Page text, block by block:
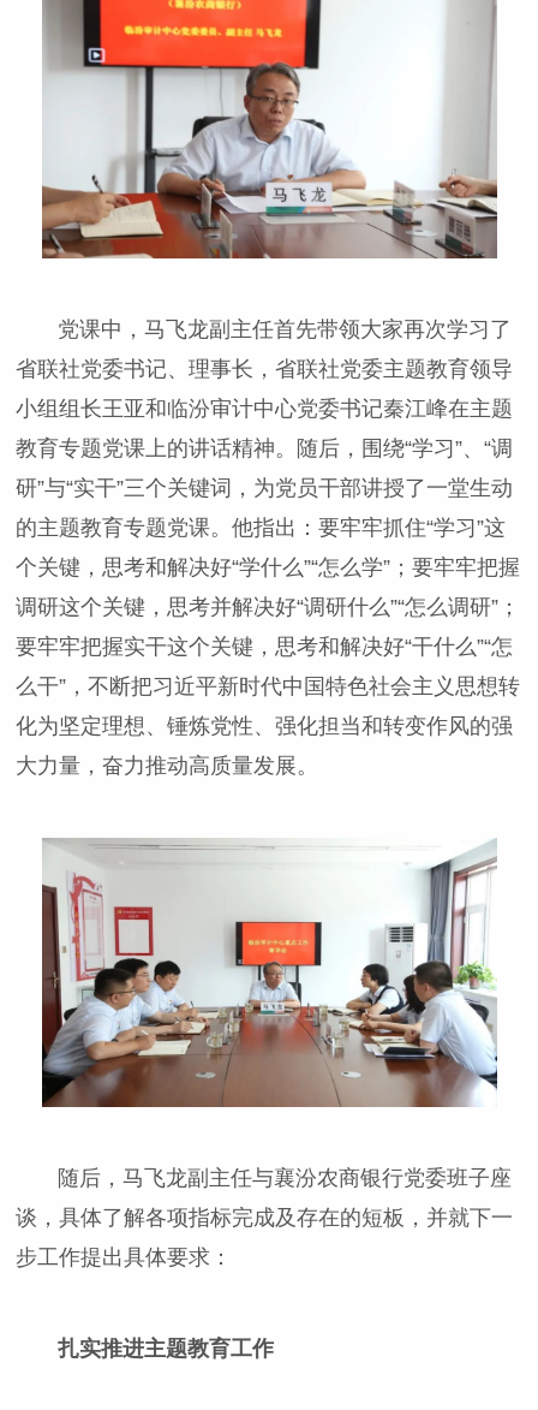
党课中，马飞龙副主任首先带领大家再次学习了
省联社党委书记、理事长，省联社党委主题教育领导
小组组长王亚和临汾审计中心党委书记秦江峰在主题
教育专题党课上的讲话精神。随后，围绕“学习”、“调
研”与“实干”三个关键词，为党员干部讲授了一堂生动
的主题教育专题党课。他指出：要牢牢抓住“学习”这
个关键，思考和解决好“学什么”“怎么学”；要牢牢把握
调研这个关键，思考并解决好“调研什么”“怎么调研”；
要牢牢把握实干这个关键，思考和解决好“干什么”“怎
么干”，不断把习近平新时代中国特色社会主义思想转
化为坚定理想、锤炼党性、强化担当和转变作风的强
大力量，奋力推动高质量发展。
随后，马飞龙副主任与襄汾农商银行党委班子座
谈，具体了解各项指标完成及存在的短板，并就下一
步工作提出具体要求：
扎实推进主题教育工作